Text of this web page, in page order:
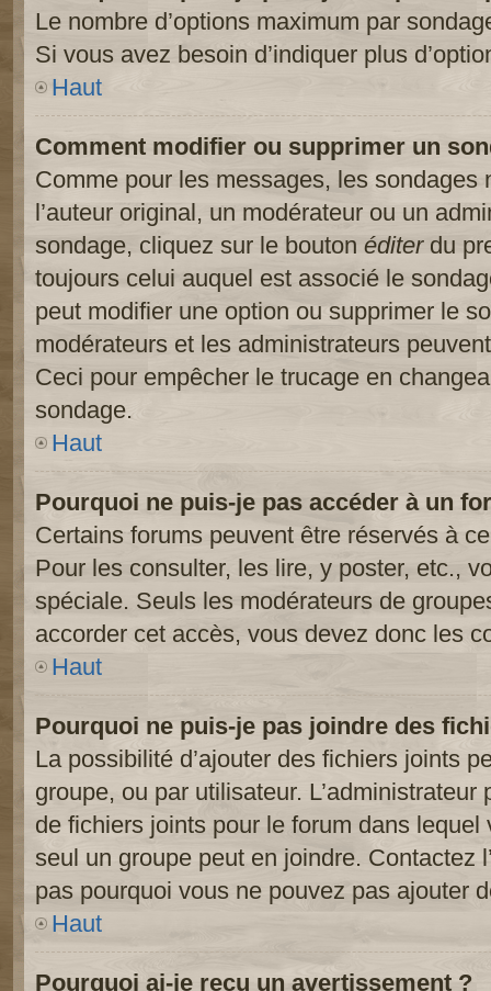
Le nombre d’options maximum par
Si vous avez besoin d’indiquer plus
Haut
Comment modifier ou supprimer un
Comme pour les messages, les sondages
l’auteur original, un modérateur ou un
sondage, cliquez sur le bouton éditerdu
toujours celui auquel est associé le
peut modifier une option ou supprimer le
modérateurs et les administrateurs
Ceci pour empêcher le trucage en
sondage.
Haut
Pourquoi ne puis-je pas accéder à un
Certains forums peuvent être réservés à
Pour les consulter, les lire, y poster, etc.,
spéciale. Seuls les modérateurs de
accorder cet accès, vous devez donc les
Haut
Pourquoi ne puis-je pas joindre des
La possibilité d’ajouter des fichiers joints
groupe, ou par utilisateur. L’administrateur
de fichiers joints pour le forum dans
seul un groupe peut en joindre. Contactez
pas pourquoi vous ne pouvez pas ajouter
Haut
Pourquoi ai-je reçu un avertissement ?